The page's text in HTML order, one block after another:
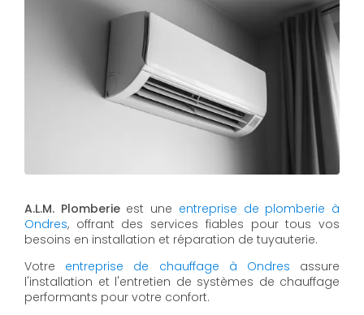
A.L.M. Plomberieest une entreprise de plomberie à
Ondres, offrant des services fiables pour tous vos
besoins en installation et réparation de tuyauterie.
Votre entreprise de chauffage à Ondres assure
l'installation et l'entretien de systèmes de chauffage
performants pour votre confort.